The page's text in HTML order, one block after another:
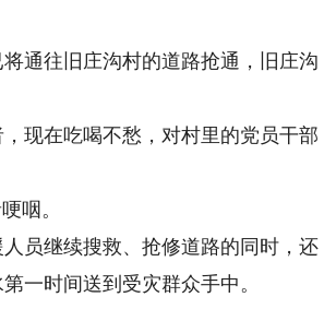
通往旧庄沟村的道路抢通，旧庄沟
现在吃喝不愁，对村里的党员干部
咽。
员继续搜救、抢修道路的同时，还
一时间送到受灾群众手中。